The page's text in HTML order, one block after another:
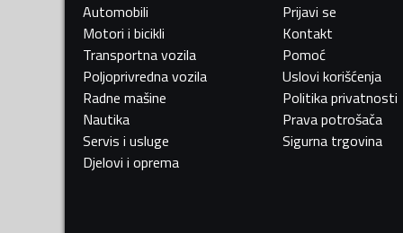
Automobili
Motori i bicikli
Transportna vozila
Poljoprivredna vozila
Radne mašine
Nautika
Servis i usluge
Djelovi i oprema
Prijavi se
Kontakt
Pomoć
Uslovi korišćenja
Politika privatnosti
Prava potrošača
Sigurna trgovina